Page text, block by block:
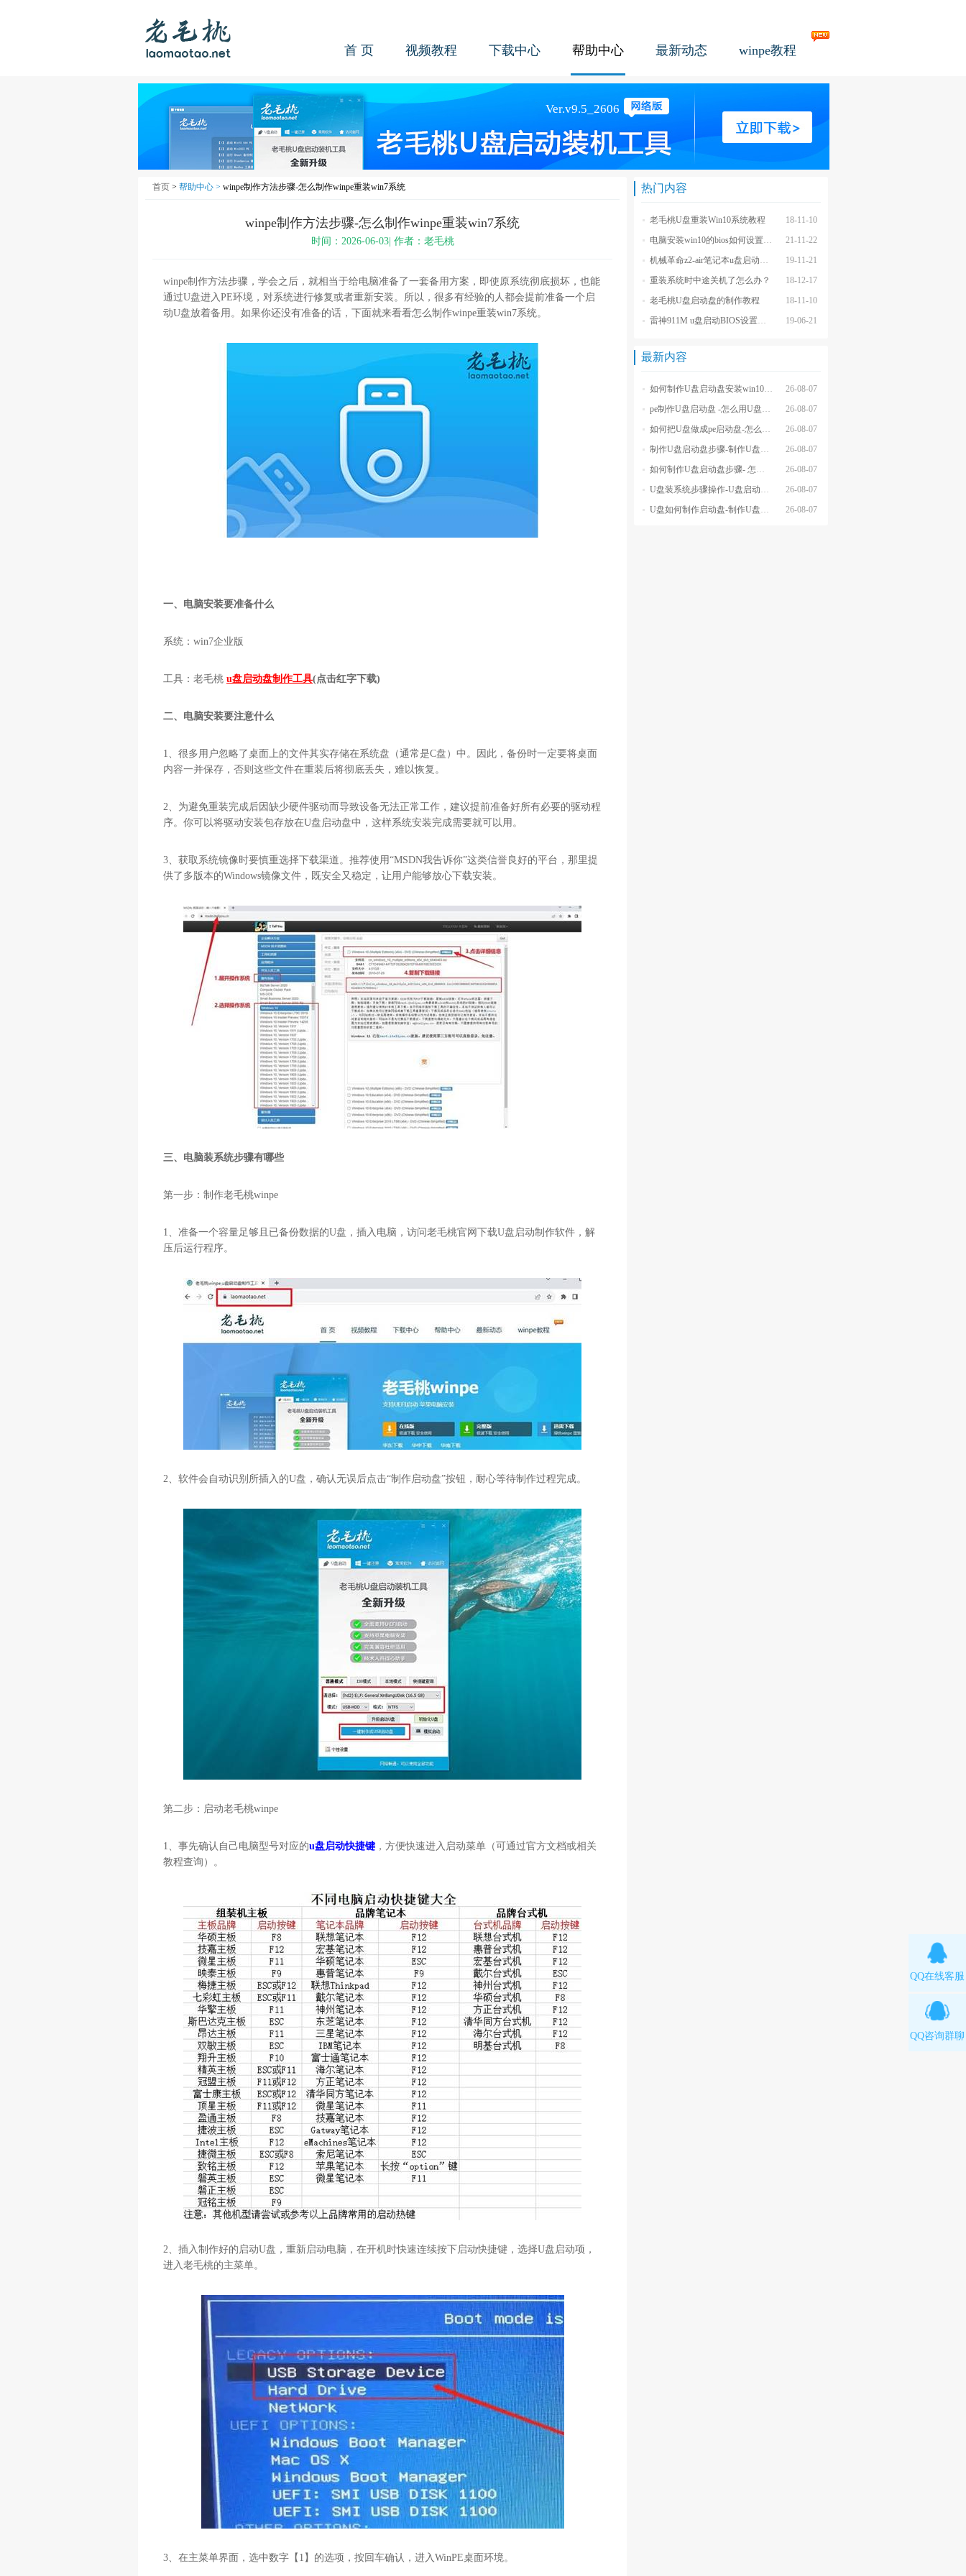
首 页 视频教程 下载中心 帮助中心 最新动态 winpe教程
首页 > 帮助中心 > winpe制作方法步骤-怎么制作winpe重装win7系统
winpe制作方法步骤-怎么制作winpe重装win7系统
时间：2026-06-03| 作者：老毛桃
winpe制作方法步骤，学会之后，就相当于给电脑准备了一套备用方案，即使原系统彻底损坏，也能
通过U盘进入PE环境，对系统进行修复或者重新安装。所以，很多有经验的人都会提前准备一个启
动U盘放着备用。如果你还没有准备的话，下面就来看看怎么制作winpe重装win7系统。
一、电脑安装要准备什么
系统：win7企业版
工具：老毛桃 u盘启动盘制作工具(点击红字下载)
二、电脑安装要注意什么
1、很多用户忽略了桌面上的文件其实存储在系统盘（通常是C盘）中。因此，备份时一定要将桌面
内容一并保存，否则这些文件在重装后将彻底丢失，难以恢复。
2、为避免重装完成后因缺少硬件驱动而导致设备无法正常工作，建议提前准备好所有必要的驱动程
序。你可以将驱动安装包存放在U盘启动盘中，这样系统安装完成需要就可以用。
3、获取系统镜像时要慎重选择下载渠道。推荐使用“MSDN我告诉你”这类信誉良好的平台，那里提
供了多版本的Windows镜像文件，既安全又稳定，让用户能够放心下载安装。
三、电脑装系统步骤有哪些
第一步：制作老毛桃winpe
1、准备一个容量足够且已备份数据的U盘，插入电脑，访问老毛桃官网下载U盘启动制作软件，解
压后运行程序。
2、软件会自动识别所插入的U盘，确认无误后点击“制作启动盘”按钮，耐心等待制作过程完成。
第二步：启动老毛桃winpe
1、事先确认自己电脑型号对应的u盘启动快捷键 ，方便快速进入启动菜单（可通过官方文档或相关
教程查询）。
2、插入制作好的启动U盘，重新启动电脑，在开机时快速连续按下启动快捷键，选择U盘启动项，
进入老毛桃的主菜单。
3、在主菜单界面，选中数字【 1 】的选项，按回车确认，进入WinPE桌面环境。
热门内容
18-11-10
老毛桃U盘重装Win10系统教程
21-11-22
电脑安装win10的bios如何设置u盘图文教程
19-11-21
机械革命z2-air笔记本u盘启动BIOS设置教程
18-12-17
重装系统时中途关机了怎么办？
18-11-10
老毛桃U盘启动盘的制作教程
19-06-21
雷神911M u盘启动BIOS设置教程
最新内容
26-08-07
如何制作U盘启动盘安装win10系统-怎么制作U盘启动盘安装win10系
26-08-07
pe制作U盘启动盘 -怎么用U盘制作pe系统启动盘
26-08-07
如何把U盘做成pe启动盘-怎么把U盘做成pe启动盘
26-08-07
制作U盘启动盘步骤-制作U盘启动盘详细方法
26-08-07
如何制作U盘启动盘步骤- 怎么制作U盘启动盘步骤
26-08-07
U盘装系统步骤操作-U盘启动重装系统步骤
26-08-07
U盘如何制作启动盘-制作U盘启动盘重装
QQ在线客服
QQ咨询群聊